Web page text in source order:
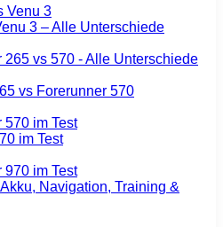
3 – Alle Unterschiede
vs Forerunner 570
im Test
Navigation, Training &